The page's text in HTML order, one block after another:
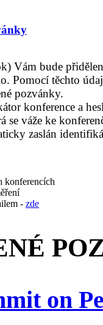
Vám bude přidělen
Pomocí těchto
pozvánky.
konference a
se váže ke
zaslán
konferencích
- zde
on